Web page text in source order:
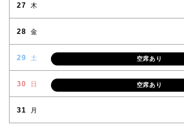
27 木
28 金
29 土 空席あり
30 日 空席あり
31 月